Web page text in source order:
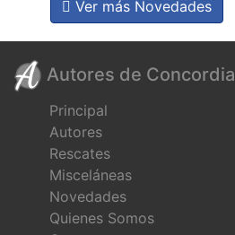
Ver más Novedades
Autores de Concordia
Principal
Autores
Rescates
Misceláneas
Novedades
Quienes Somos